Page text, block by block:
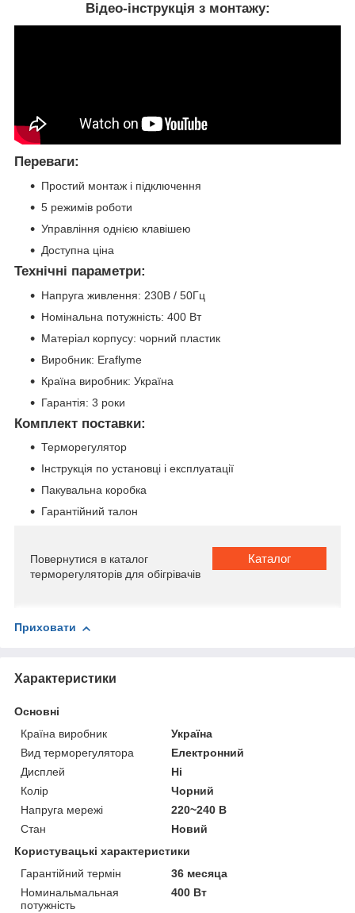
Відео-інструкція з монтажу:
Переваги:
Простий монтаж і підключення
5 режимів роботи
Управління однією клавішею
Доступна ціна
Технічні параметри:
Напруга живлення: 230В / 50Гц
Номінальна потужність: 400 Вт
Матеріал корпусу: чорний пластик
Виробник: Eraflyme
Країна виробник: Україна
Гарантія: 3 роки
Комплект поставки:
Терморегулятор
Інструкція по установці і експлуатації
Пакувальна коробка
Гарантійний талон
Повернутися в каталог
терморегуляторів для обігрівачів
Каталог
Приховати
Характеристики
Основні
Країна виробник
Україна
Вид терморегулятора
Електронний
Дисплей
Ні
Колір
Чорний
Напруга мережі
220~240 В
Стан
Новий
Користувацькі характеристики
Гарантійний термін
36 месяца
Номинальмальная
потужність
400 Вт